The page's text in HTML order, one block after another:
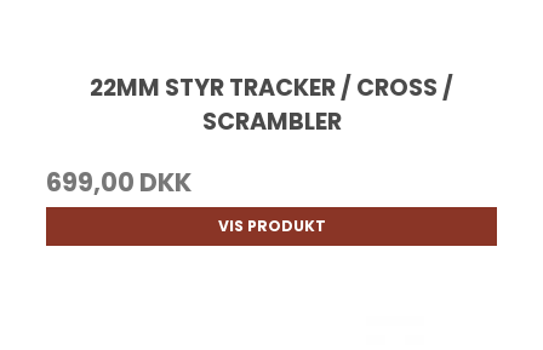
22MM STYR TRACKER / CROSS /
SCRAMBLER
699,00 DKK
VIS PRODUKT